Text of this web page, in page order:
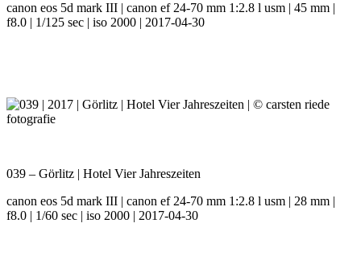
canon eos 5d mark III | canon ef 24-70 mm 1:2.8 l usm | 45 mm |
f8.0 | 1/125 sec | iso 2000 | 2017-04-30
039 – Görlitz | Hotel Vier Jahreszeiten
canon eos 5d mark III | canon ef 24-70 mm 1:2.8 l usm | 28 mm |
f8.0 | 1/60 sec | iso 2000 | 2017-04-30